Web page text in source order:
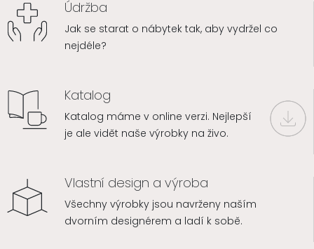
Údržba
Jak se starat o nábytek tak, aby vydržel co
nejdéle?
Katalog
Katalog máme v online verzi. Nejlepší
je ale vidět naše výrobky na živo.
Vlastní design a výroba
Všechny výrobky jsou navrženy naším
dvorním designérem a ladí k sobě.